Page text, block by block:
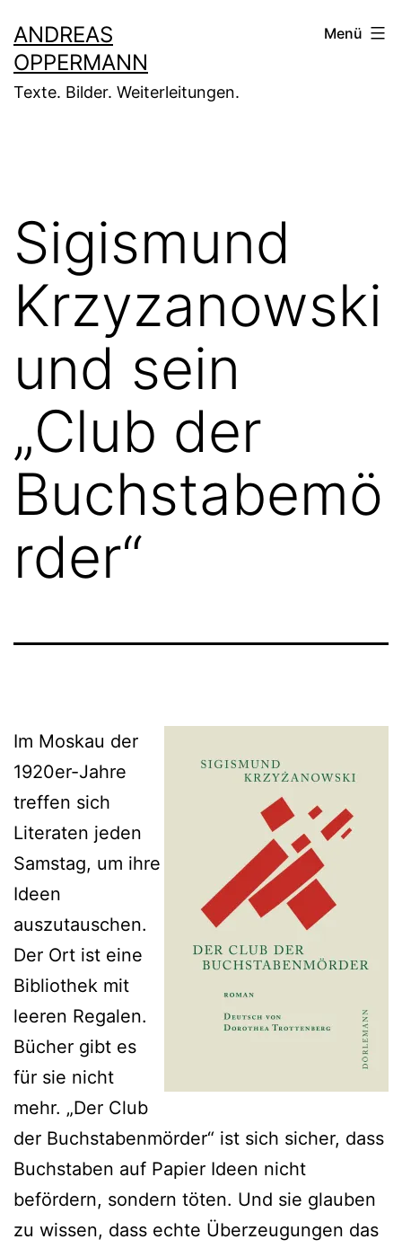
Inhalt
springen
ANDREAS
OPPERMANN
Texte. Bilder. Weiterleitungen.
Menü
Sigismund
Krzyzanowski
und sein
„Club der
Buchstabemö
rder“
Im Moskau der
1920er-Jahre
treffen sich
Literaten jeden
Samstag, um ihre
Ideen
auszutauschen.
Der Ort ist eine
Bibliothek mit
leeren Regalen.
Bücher gibt es
für sie nicht
mehr. „Der Club
der Buchstabenmörder“ ist sich sicher, dass
Buchstaben auf Papier Ideen nicht
befördern, sondern töten. Und sie glauben
zu wissen, dass echte Überzeugungen das